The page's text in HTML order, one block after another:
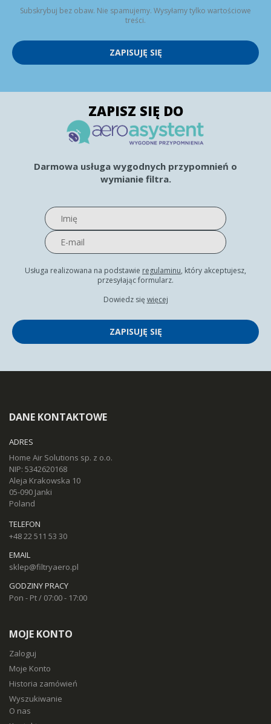
Subskrybuj bez obaw. Nie spamujemy. Wysyłamy tylko wartościowe
treści.
ZAPISUJĘ SIĘ
ZAPISZ SIĘ DO
Darmowa usługa wygodnych przypomnień o
wymianie filtra.
Usługa realizowana na podstawie regulaminu, który akceptujesz,
przesyłając formularz.
Dowiedz się więcej
ZAPISUJĘ SIĘ
DANE KONTAKTOWE
ADRES
Home Air Solutions sp. z o.o.
NIP: 5342620168
Aleja Krakowska 10
05-090 Janki
Poland
TELEFON
+48 22 511 53 30
EMAIL
sklep@filtryaero.pl
GODZINY PRACY
Pon - Pt / 07:00 - 17:00
MOJE KONTO
Zaloguj
Moje Konto
Historia zamówień
Wyszukiwanie
O nas